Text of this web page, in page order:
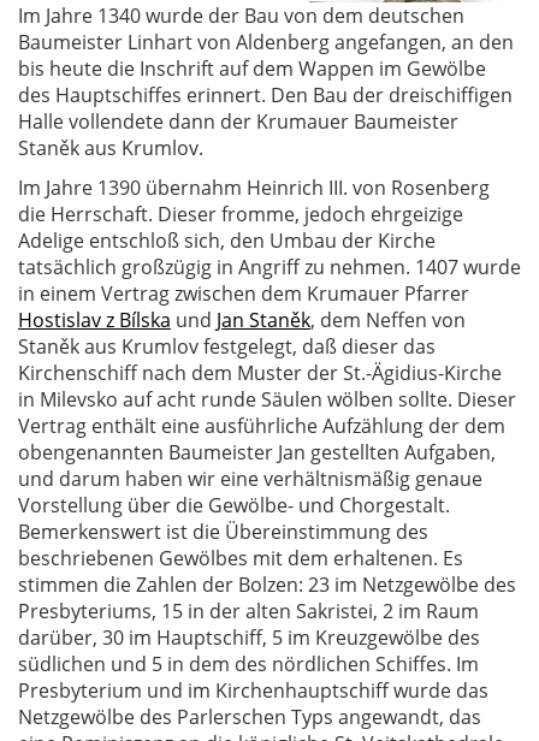
Im Jahre 1340 wurde der Bau von dem deutschen
Baumeister Linhart von Aldenberg angefangen, an den
bis heute die Inschrift auf dem Wappen im Gewölbe
des Hauptschiffes erinnert. Den Bau der dreischiffigen
Halle vollendete dann der Krumauer Baumeister
Staněk aus Krumlov.
Im Jahre 1390 übernahm Heinrich III. von Rosenberg
die Herrschaft. Dieser fromme, jedoch ehrgeizige
Adelige entschloß sich, den Umbau der Kirche
tatsächlich großzügig in Angriff zu nehmen. 1407 wurde
in einem Vertrag zwischen dem Krumauer Pfarrer
Hostislav z Bílska und Jan Staněk, dem Neffen von
Staněk aus Krumlov festgelegt, daß dieser das
Kirchenschiff nach dem Muster der St.-Ägidius-Kirche
in Milevsko auf acht runde Säulen wölben sollte. Dieser
Vertrag enthält eine ausführliche Aufzählung der dem
obengenannten Baumeister Jan gestellten Aufgaben,
und darum haben wir eine verhältnismäßig genaue
Vorstellung über die Gewölbe- und Chorgestalt.
Bemerkenswert ist die Übereinstimmung des
beschriebenen Gewölbes mit dem erhaltenen. Es
stimmen die Zahlen der Bolzen: 23 im Netzgewölbe des
Presbyteriums, 15 in der alten Sakristei, 2 im Raum
darüber, 30 im Hauptschiff, 5 im Kreuzgewölbe des
südlichen und 5 in dem des nördlichen Schiffes. Im
Presbyterium und im Kirchenhauptschiff wurde das
Netzgewölbe des Parlerschen Typs angewandt, das